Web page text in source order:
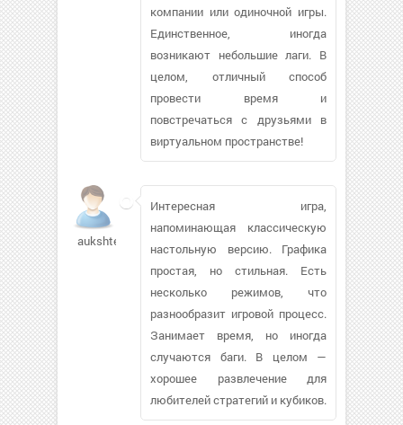
компании или одиночной игры.
Единственное, иногда
возникают небольшие лаги. В
целом, отличный способ
провести время и
повстречаться с друзьями в
виртуальном пространстве!
aukshteys531
Интересная игра,
напоминающая классическую
настольную версию. Графика
простая, но стильная. Есть
несколько режимов, что
разнообразит игровой процесс.
Занимает время, но иногда
случаются баги. В целом —
хорошее развлечение для
любителей стратегий и кубиков.